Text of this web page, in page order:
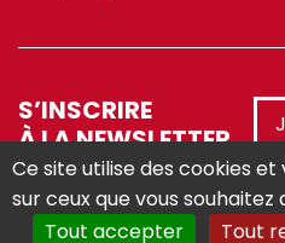
S’INSCRIRE
À LA NEWSLETTER
Ce site utilise des cookies
sur ceux que vous souhaitez
Tout accepter
Tout